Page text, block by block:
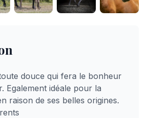
douce qui fera le bonheur
Egalement idéale pour la
raison de ses belles origines.